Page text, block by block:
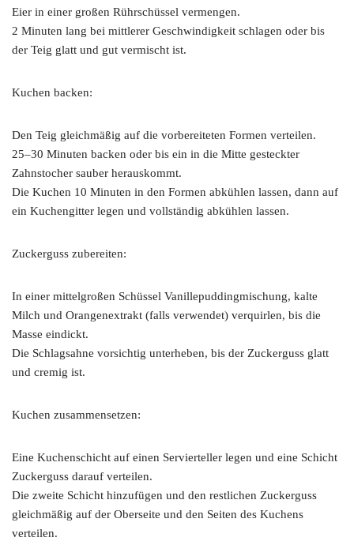
Eier in einer großen Rührschüssel vermengen.
2 Minuten lang bei mittlerer Geschwindigkeit schlagen oder bis
der Teig glatt und gut vermischt ist.
Kuchen backen:
Den Teig gleichmäßig auf die vorbereiteten Formen verteilen.
25–30 Minuten backen oder bis ein in die Mitte gesteckter
Zahnstocher sauber herauskommt.
Die Kuchen 10 Minuten in den Formen abkühlen lassen, dann auf
ein Kuchengitter legen und vollständig abkühlen lassen.
Zuckerguss zubereiten:
In einer mittelgroßen Schüssel Vanillepuddingmischung, kalte
Milch und Orangenextrakt (falls verwendet) verquirlen, bis die
Masse eindickt.
Die Schlagsahne vorsichtig unterheben, bis der Zuckerguss glatt
und cremig ist.
Kuchen zusammensetzen:
Eine Kuchenschicht auf einen Servierteller legen und eine Schicht
Zuckerguss darauf verteilen.
Die zweite Schicht hinzufügen und den restlichen Zuckerguss
gleichmäßig auf der Oberseite und den Seiten des Kuchens
verteilen.